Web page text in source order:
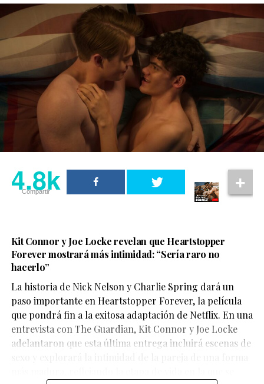
Aunque su participación no ocupa gran parte del
metraje, el actor logra dejar una fuerte impresión. Su
personaje,Sinon, juega un papel clave en la historia y
aporta una mirada profundamente humana sobre las
4.8k
Compartir
Kit Connor y Joe Locke revelan que Heartstopper
Forever mostrará más intimidad: “Sería raro no
hacerlo”
La historia de Nick Nelson y Charlie Spring dará un
paso importante en Heartstopper Forever, la película
que pondrá fin a la exitosa adaptación de Netflix. En una
entrevista con The Guardian, Kit Connor y Joe Locke
adelantaron que esta última entrega incluirá escenas de